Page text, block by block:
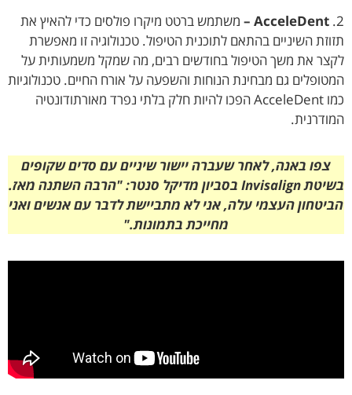
2.
AcceleDent –
משתמש ברטט מיקרו פולסים כדי להאיץ את
תזוזת השיניים בהתאם לתוכנית הטיפול. טכנולוגיה זו מאפשרת
לקצר את משך הטיפול בחודשים רבים, מה שמקל משמעותית על
המטופלים גם מבחינת הנוחות והשפעה על אורח החיים. טכנולוגיות
כמו AcceleDent הפכו להיות חלק בלתי נפרד מאורתודונטיה
המודרנית.
צפו באנה, לאחר שעברה יישור שיניים עם סדים שקופים
בשיטת Invisalign בסביון מדיקל סנטר: "הרבה השתנה מאז.
הביטחון העצמי עלה, אני לא מתביישת לדבר עם אנשים ואני
מחייכת בתמונות."